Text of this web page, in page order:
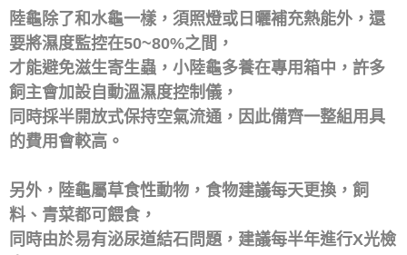
陸龜除了和水龜一樣，須照燈或日曬補充熱能外，還
要將濕度監控在50~80%之間，
才能避免滋生寄生蟲，小陸龜多養在專用箱中，許多
飼主會加設自動溫濕度控制儀，
同時採半開放式保持空氣流通，因此備齊一整組用具
的費用會較高。
另外，陸龜屬草食性動物，食物建議每天更換，飼
料、青菜都可餵食，
同時由於易有泌尿道結石問題，建議每半年進行X光檢